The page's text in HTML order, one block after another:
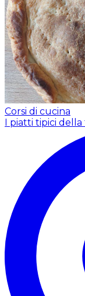
Corsi di cucina
I piatti tipici della